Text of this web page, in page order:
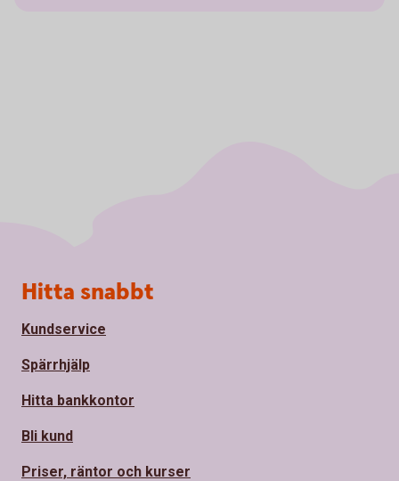
Sidfot
Hitta snabbt
Kundservice
Spärrhjälp
Hitta bankkontor
Bli kund
Priser, räntor och kurser